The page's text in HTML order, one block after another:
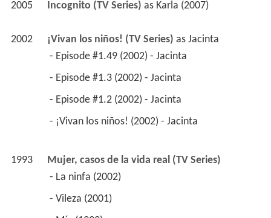
2005 Incognito (TV Series) as Karla (2007)
2002 ¡Vivan los niños! (TV Series) as Jacinta
- Episode #1.49 (2002) - Jacinta
- Episode #1.3 (2002) - Jacinta
- Episode #1.2 (2002) - Jacinta
- ¡Vivan los niños! (2002) - Jacinta
1993
Mujer, casos de la vida real (TV Series)
- La ninfa (2002)
- Vileza (2001)